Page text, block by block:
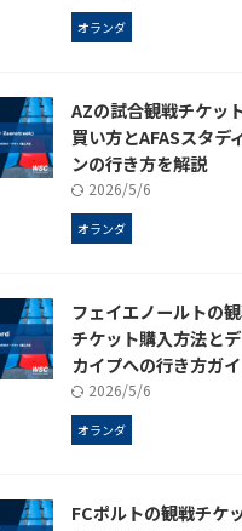
オランダ
AZの試合観戦チケッ
買い方とAFASスタデ
ンの行き方を解説
2026/5/6
オランダ
フェイエノールトの
チケット購入方法とデ
カイプへの行き方ガ
2026/5/6
オランダ
FCポルトの観戦チケ